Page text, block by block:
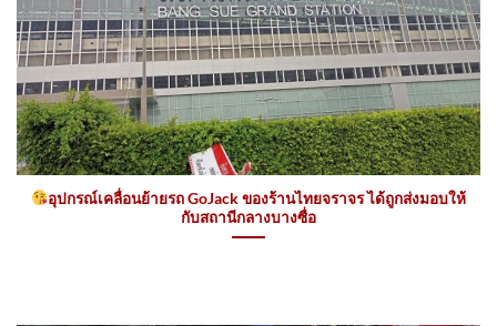
อุปกรณ์เคลื่อนย้ายรถ GoJack ของร้านไทยจราจร ได้ถูกส่งมอบให้
กับสถานีกลางบางซื่อ